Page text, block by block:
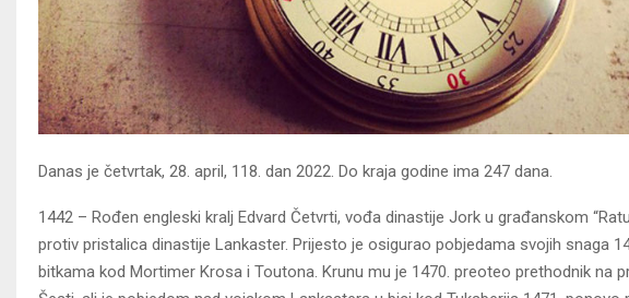
Danas je četvrtak, 28. april, 118. dan 2022. Do kraja godine ima 247 dana.
1442 – Rođen engleski kralj Edvard Četvrti, vođa dinastije Jork u građanskom
protiv pristalica dinastije Lankaster. Prijesto je osigurao pobjedama svojih snaga
bitkama kod Mortimer Krosa i Toutona. Krunu mu je 1470. preoteo prethodnik na